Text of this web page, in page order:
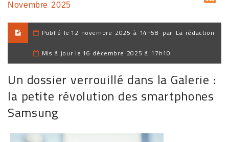
Novembre 2025
Publié le 12 novembre 2025 à 14h58 par La rédaction
Mis à jour le 16 décembre 2025 à 17h10
Un dossier verrouillé dans la Galerie :
la petite révolution des smartphones
Samsung